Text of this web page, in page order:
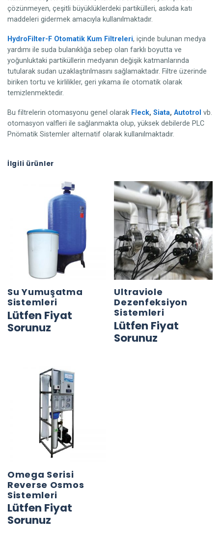
çözünmeyen, çeşitli büyüklüklerdeki partikülleri, askıda katı
maddeleri gidermek amacıyla kullanılmaktadır.
HydroFilter-F Otomatik Kum Filtreleri, içinde bulunan medya
yardımı ile suda bulanıklığa sebep olan farklı boyutta ve
yoğunluktaki partiküllerin medyanın değişik katmanlarında
tutularak sudan uzaklaştırılmasını sağlamaktadır. Filtre üzerinde
biriken tortu ve kirlilikler, geri yıkama ile otomatik olarak
temizlenmektedir.
Bu filtrelerin otomasyonu genel olarak Fleck, Siata, Autotrol vb.
otomasyon valfleri ile sağlanmakta olup, yüksek debilerde PLC
Pnömatik Sistemler alternatif olarak kullanılmaktadır.
İlgili ürünler
Su Yumuşatma
Sistemleri
Lütfen Fiyat
Sorunuz
Ultraviole
Dezenfeksiyon
Sistemleri
Lütfen Fiyat
Sorunuz
Omega Serisi
Reverse Osmos
Sistemleri
Lütfen Fiyat
Sorunuz